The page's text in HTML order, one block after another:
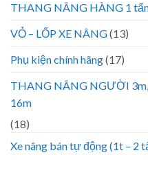
THANG NÂNG HÀNG 1
VỎ – LỐP XE NÂNG(13)
Phụ kiện chính hãng(17)
THANG NÂNG NGƯỜI 3m,
16m
(18)
Xe nâng bán tự động (1t – 2